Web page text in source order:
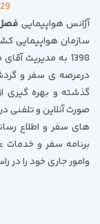
آژانس هواپیمایی
سازمان هواپیمایی
1398 به مدیریت
درعرصه ی سفر و
گذشته و بهره گیری
صورت آنلاین و تلفنی
های سفر و اطلاع
برنامه سفر و
وامور جاری خود را